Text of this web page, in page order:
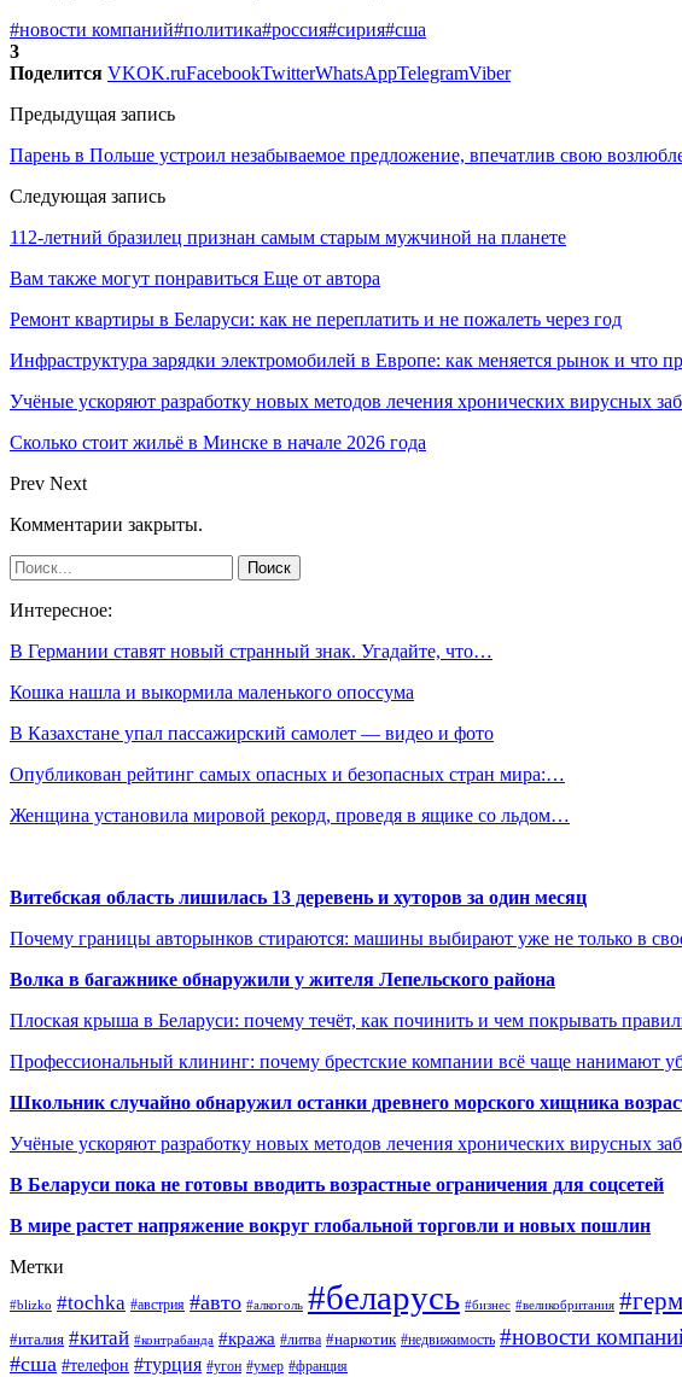
#новости компаний#политика#россия#сирия#сша
3
Поделится VKOK.ruFacebookTwitterWhatsAppTelegramViber
Предыдущая запись
Парень в Польше устроил незабываемое предложение, впечатлив свою
Следующая запись
112-летний бразилец признан самым старым мужчиной на планете
Вам также могут понравиться Еще от автора
Ремонт квартиры в Беларуси: как не переплатить и не пожалеть через год
Инфраструктура зарядки электромобилей в Европе: как меняется рынок и что
Учёные ускоряют разработку новых методов лечения хронических вирусных
Сколько стоит жильё в Минске в начале 2026 года
Prev Next
Комментарии закрыты.
Интересное:
В Германии ставят новый странный знак. Угадайте, что…
Кошка нашла и выкормила маленького опоссума
В Казахстане упал пассажирский самолет — видео и фото
Опубликован рейтинг самых опасных и безопасных стран мира:…
Женщина установила мировой рекорд, проведя в ящике со льдом…
Витебская область лишилась 13 деревень и хуторов за один месяц
Почему границы авторынков стираются: машины выбирают уже не только в
Волка в багажнике обнаружили у жителя Лепельского района
Плоская крыша в Беларуси: почему течёт, как починить и чем покрывать
Профессиональный клининг: почему брестские компании всё чаще нанимают
Школьник случайно обнаружил останки древнего морского хищника
Учёные ускоряют разработку новых методов лечения хронических вирусных
В Беларуси пока не готовы вводить возрастные ограничения для соцсетей
В мире растет напряжение вокруг глобальной торговли и новых пошлин
Метки
#blizko #tochka #австрия #авто #алкоголь #беларусь #бизнес #великобритания
#италия #китай #контрабанда #кража #литва #наркотик #недвижимость #новости
#сша #телефон #турция #угон #умер #франция